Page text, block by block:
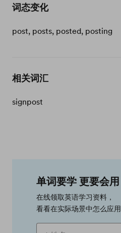
词态变化
post, posts, posted, posting
相关词汇
signpost
单词要学 更要会用
在线领取英语学习资料，
看看在实际场景中怎么应用